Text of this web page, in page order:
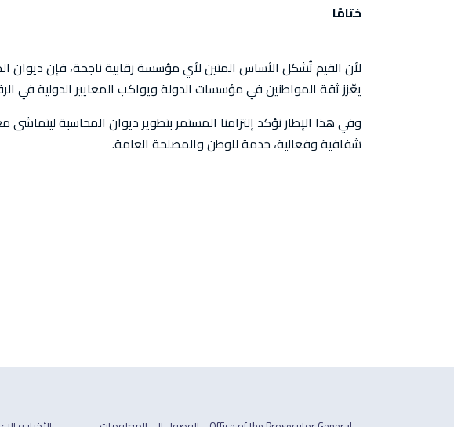
ختامًا
لأن القيم تُشكل الأساس المتين لأي مؤسسة رقابية ناجحة، فإن ديوان
يعّزز ثقة المواطنين في مؤسسات الدولة ويواكب المعايير الدولية في
وفي هذا الإطار نؤكد إلتزامنا المستمر بتطوير ديوان المحاسبة
شفافية وفعالية، خدمة للوطن والمصلحة العامة.